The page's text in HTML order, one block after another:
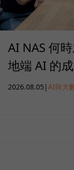
AI NAS 何
地端 AI 的
2026.08.05 |AI與大